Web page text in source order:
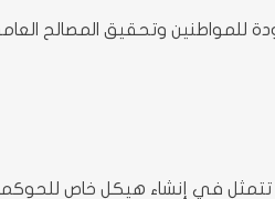
للمواطنين وتحقيق المصالح
تتمثل في إنشاء هيكل خاص